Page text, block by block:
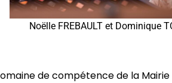
Noëlle FREBAULT et Dominique
de compétence de la Mairie